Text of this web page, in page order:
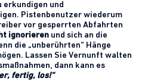
erkundigen und
Pistenbenutzer wiederum
vor gesperrten Abfahrten
ignorieren und sich an die
die „unberührten“ Hänge
Lassen Sie Vernunft walten
dann kann es
fertig, los!“